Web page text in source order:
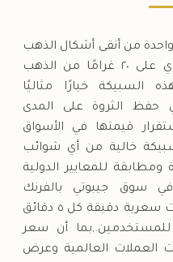
٢٠ جرام عيار ٢٤ هي واحدة من أنقى أشكال الذهب
المتاحة في السوق، حيث تحتوي على ٢٠ غرامًا من الذهب
٩٩.٩٪.,تُعد هذه السبيكة خيارًا مثاليًا
حفظ الثروة على المدى
قيمتها في الأسواق
٢٤ يعني أن السبيكة خالية من أي شوائب
للمعايير الدولية
في سوق جيبوتي بالفرنك
الجيبوتي (DJF)، وتخضع لتحديثات سعرية دقيقة كل ٥ دقائق
أن سعر
العملات العالمية وعرض